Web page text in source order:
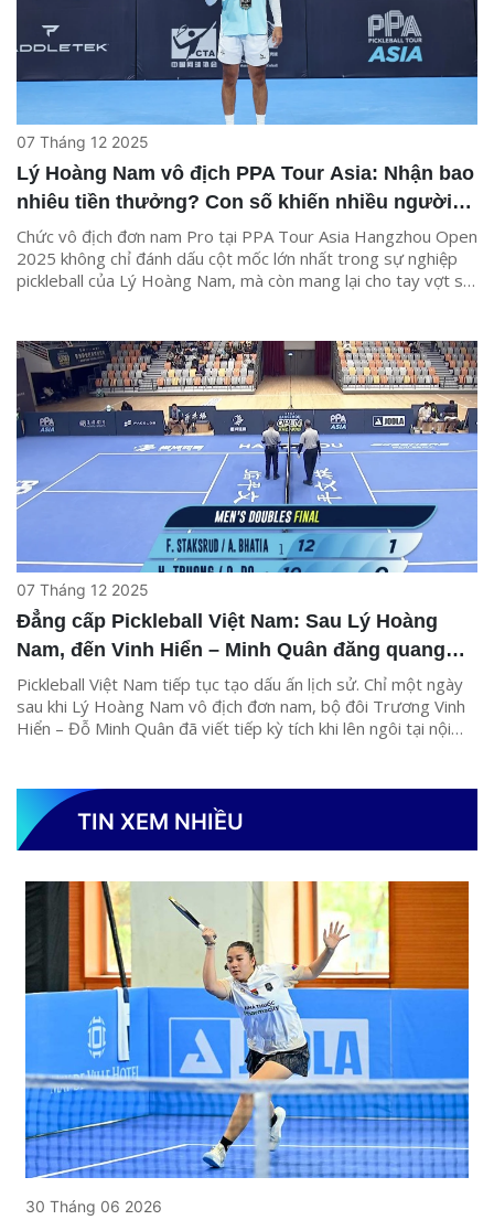
07 Tháng 12 2025
Lý Hoàng Nam vô địch PPA Tour Asia: Nhận bao
nhiêu tiền thưởng? Con số khiến nhiều người
bất ngờ
Chức vô địch đơn nam Pro tại PPA Tour Asia Hangzhou Open
2025 không chỉ đánh dấu cột mốc lớn nhất trong sự nghiệp
pickleball của Lý Hoàng Nam, mà còn mang lại cho tay vợt số
07 Tháng 12 2025
Đẳng cấp Pickleball Việt Nam: Sau Lý Hoàng
Nam, đến Vinh Hiển – Minh Quân đăng quang
đôi nam PPA Hàng Châu
Pickleball Việt Nam tiếp tục tạo dấu ấn lịch sử. Chỉ một ngày
sau khi Lý Hoàng Nam vô địch đơn nam, bộ đôi Trương Vinh
Hiển – Đỗ Minh Quân đã viết tiếp kỳ tích khi lên ngôi tại nội
giải đấu danh giá nhất châu lục.
TIN XEM NHIỀU
30 Tháng 06 2026